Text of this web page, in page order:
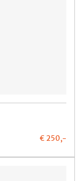
€ 250,-